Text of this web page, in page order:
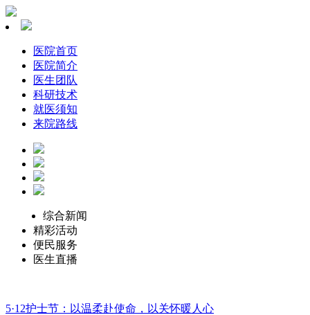
医院首页
医院简介
医生团队
科研技术
就医须知
来院路线
综合新闻
精彩活动
便民服务
医生直播
5·12护士节：以温柔赴使命，以关怀暖人心